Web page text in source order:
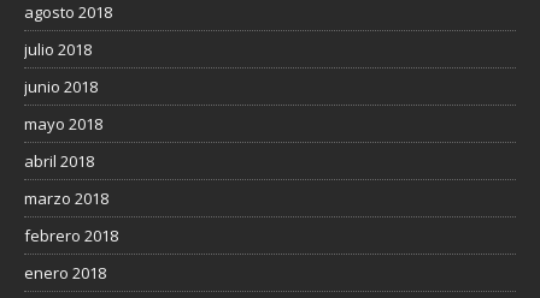
agosto 2018
julio 2018
junio 2018
mayo 2018
abril 2018
marzo 2018
febrero 2018
enero 2018